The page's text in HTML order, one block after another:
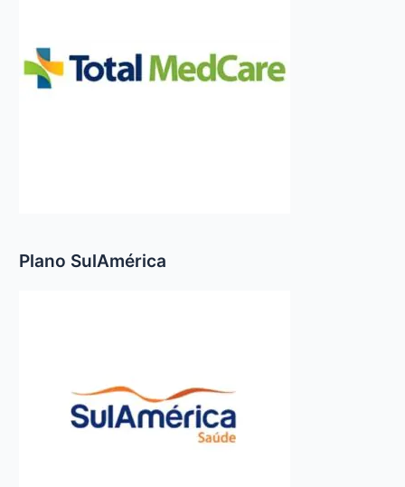
Plano SulAmérica